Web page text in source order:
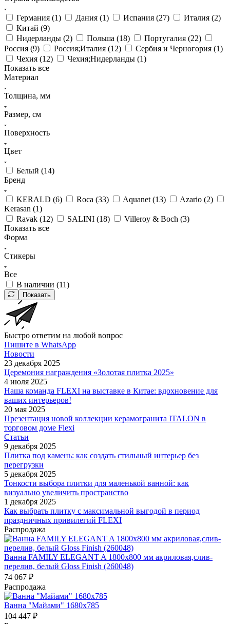
Германия (1) Дания (1) Испания (27) Италия (2)
Китай (9)
Нидерланды (2) Польша (18) Португалия (22)
Россия (9) Россия;Италия (12) Сербия и Черногория (1)
Чехия (12) Чехия;Нидерланды (1)
Показать все
Материал
Толщина, мм
Размер, см
Поверхность
Цвет
Белый (14)
Бренд
KERALD (6) Roca (33) Aquanet (13) Azario (2)
Kerasan (1)
Ravak (12) SALINI (18) Villeroy & Boch (3)
Показать все
Форма
Стикеры
Все
В наличии (11)
Показать
Быстро ответим на любой вопрос
Пишите в WhatsApp
Новости
23 декабря 2025
Церемония награждения «Золотая плитка 2025»
4 июля 2025
Наша команда FLEXI на выставке в Китае: вдохновение для
ваших интерьеров!
20 мая 2025
Презентация новой коллекции керамогранита ITALON в
торговом доме Flexi
Статьи
9 декабря 2025
Плитка под камень: как создать стильный интерьер без
перегрузки
5 декабря 2025
Тонкости выбора плитки для маленькой ванной: как
визуально увеличить пространство
1 декабря 2025
Как выбрать плитку с максимальной выгодой в период
праздничных привилегий FLEXI
Распродажа
Ванна FAMILY ELEGANT A 1800х800 мм акриловая,слив-
перелив, белый Gloss Finish (260048)
74 067 ₽
Распродажа
Ванна "Майами" 1680х785
104 447 ₽